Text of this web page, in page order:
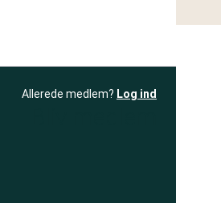
Allerede medlem? Log ind